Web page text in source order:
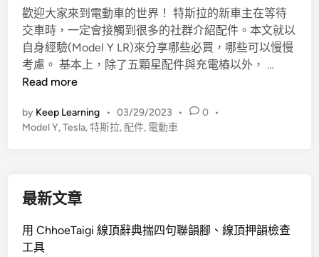
e
d
i
n
歡迎大家來到電動車的世界！ 特斯拉的新車主在等待
交車時，一定會接觸到很多的社群介紹配件。本文就以
自身經驗(Model Y LR)來分享哪些必買，哪些可以慢慢
考慮。 基本上，除了五顆星配件與充電樁以外， …
Read more
by Keep Learning • 03/29/2023 • 0 •
Model Y,Tesla,特斯拉,配件, 電動車
最新文章
用 ChhoeTaigi 線頂辭典揣四句聯韻腳、線頂押韻檢查
工具